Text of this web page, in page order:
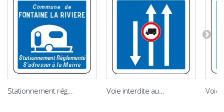
Stationnement rég... Voie interdite au... Voie